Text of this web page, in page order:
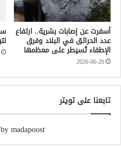
أسفرت عن إصابات بشرية.. ارتفاع
عدد الحرائق في البلاد وفرق
الإطفاء تُسيطر على معظمها
2026-06-20
تابعنا على تويتر
madapoost